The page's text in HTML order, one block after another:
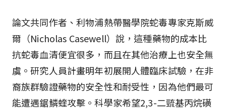
論文共同作者、利物浦熱帶醫學院蛇毒專家克斯威
爾（Nicholas Casewell）說，這種藥物的成本比
抗蛇毒血清便宜很多，而且在其他治療上也安全無
虞。研究人員計畫明年初展開人體臨床試驗，在非
裔族群驗證藥物的安全性和耐受性，因為他們最可
能遭遇鋸鱗蝰攻擊。科學家希望2,3-二巰基丙烷磺